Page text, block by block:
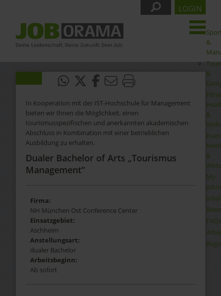
&
&
&
&
My
FAQs
LOGIN
In Kooperation mit der IST-Hochschule für Management
bieten wir Ihnen die Möglichkeit, einen
tourismusspezifischen und anerkannten akademischen
Abschluss in Kombination mit einer betrieblichen
Ausbildung zu erhalten.
Dualer Bachelor of Arts „Tourismus
Management“
Firma:
NH München Ost Conference Center
Einsatzgebiet:
Aschheim
Anstellungsart:
dualer Bachelor
Arbeitsbeginn:
Ab sofort